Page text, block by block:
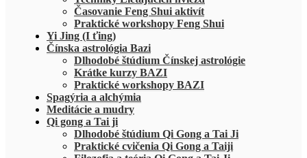
Časovanie Feng Shui aktivít
Praktické workshopy Feng Shui
Yi Jing (I ťing)
Čínska astrológia Bazi
Dlhodobé štúdium Čínskej astrológie
Krátke kurzy BAZI
Praktické workshopy BAZI
Spagýria a alchýmia
Meditácie a mudry
Qi gong a Tai ji
Dlhodobé štúdium Qi Gong a Tai Ji
Praktické cvičenia Qi Gong a Taiji